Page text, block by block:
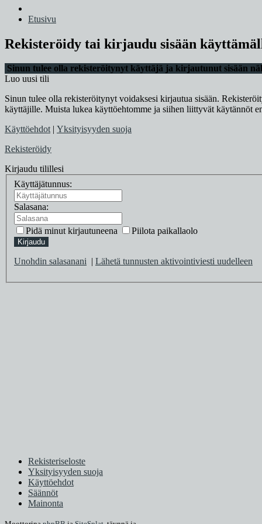
Etusivu
Rekisteröidy tai kirjaudu sisään
Sinun tulee olla rekisteröitynyt käyttäjä ja kirjautunut sisään
Luo uusi tili
Sinun tulee olla rekisteröitynyt voidaksesi kirjautua sisään.
käyttäjille. Muista lukea käyttöehtomme ja siihen liittyvät käytännöt
Käyttöehdot| Yksityisyyden suoja
Rekisteröidy
Kirjaudu tilillesi
Käyttäjätunnus:
Salasana:
Pidä minut kirjautuneena Piilota paikallaolo
Kirjaudu
Unohdin salasanani | Lähetä tunnusten aktivointiviesti uudelleen
Rekisteriseloste
Yksityisyyden suoja
Käyttöehdot
Säännöt
Mainonta